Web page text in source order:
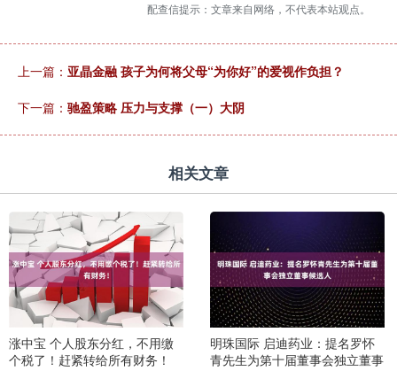
配查信提示：文章来自网络，不代表本站观点。
上一篇： 亚晶金融 孩子为何将父母“为你好”的爱视作负担？
下一篇： 驰盈策略 压力与支撑（一）大阴
相关文章
涨中宝 个人股东分红，不用缴
个税了！赶紧转给所有财务！
明珠国际 启迪药业：提名罗怀
青先生为第十届董事会独立董事